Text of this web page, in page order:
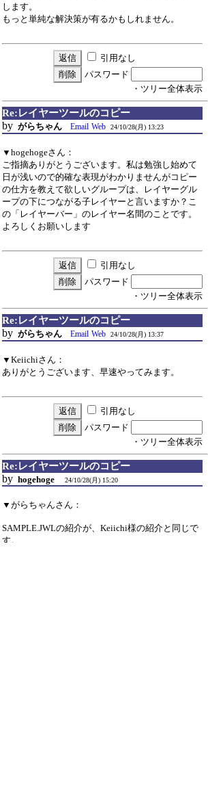
します。
もっと単純な解決策が有るかもしれません。
引用なし
パスワード
・ツリー全体表示
Re:レイヤーツールのコピー
by がらちゃん Email Web 24/10/28(月) 13:23
▼hogehogeさん：
ご指摘ありがとうございます。私は勉強し始めて
日が浅いので的確な表現がわかりませんがコピー
の仕方を教えて欲しいグループは、レイヤーグル
ープの下につながる子レイヤーと言いますか？こ
の「レイヤーバー」のレイヤー名間のことです。
よろしくお願いします
引用なし
パスワード
・ツリー全体表示
Re:レイヤーツールのコピー
by がらちゃん Email Web 24/10/28(月) 13:37
▼Keiichiさん：
ありがとうございます、早速やってみます。
引用なし
パスワード
・ツリー全体表示
Re:レイヤーツールのコピー
by hogehoge 24/10/28(月) 15:20
▼がらちゃんさん：
SAMPLE.JWLの紹介が、Keiichi様の紹介と同じで
す。